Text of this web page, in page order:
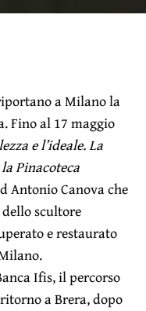
a Milano la
Fino al 17 maggio
e l’ideale. La
Pinacoteca
Antonio Canova che
scultore
e restaurato
Ifis, il percorso
a Brera, dopo